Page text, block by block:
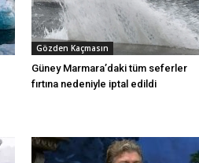
Gözden Kaçmasın
Güney Marmara’daki tüm seferler
fırtına nedeniyle iptal edildi